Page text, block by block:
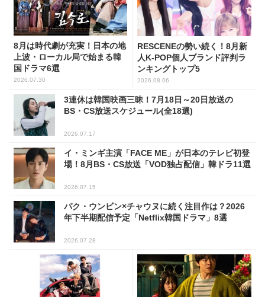
8月は時代劇が充実！日本の地
上波・ローカル局で始まる韓
国ドラマ6選
2026.07.30
RESCENEの勢い続く！8月新
人K-POP個人ブランド評判ラ
ンキングトップ5
2026.08.06
3連休は韓国映画三昧！7月18日～20日放送の
BS・CS放送スケジュール(全18選)
2026.07.17
イ・ミンギ主演「FACE ME」が日本のテレビ初登
場！8月BS・CS放送「VOD独占配信」韓ドラ11選
2026.07.15
パク・ウンビン×チャウヌに続く注目作は？2026
年下半期配信予定「Netflix韓国ドラマ」8選
2026.07.28